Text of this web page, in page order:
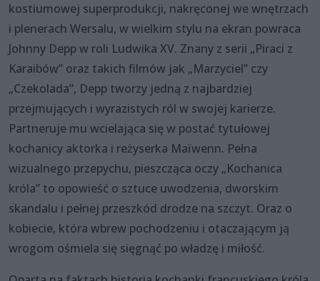
kostiumowej superprodukcji, nakręconej we wnętrzach
i plenerach Wersalu, w wielkim stylu na ekran powraca
Johnny Depp w roli Ludwika XV. Znany z serii „Piraci z
Karaibów” oraz takich filmów jak „Marzyciel” czy
„Czekolada”, Depp tworzy jedną z najbardziej
przejmujących i wyrazistych ról w swojej karierze.
Partneruje mu wcielająca się w postać tytułowej
kochanicy aktorka i reżyserka Maïwenn. Pełna
wizualnego przepychu, pieszcząca oczy „Kochanica
króla” to opowieść o sztuce uwodzenia, dworskim
skandalu i pełnej przeszkód drodze na szczyt. Oraz o
kobiecie, która wbrew pochodzeniu i otaczającym ją
wrogom ośmiela się sięgnąć po władzę i miłość.